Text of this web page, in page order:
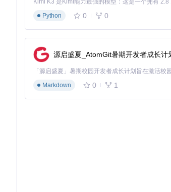
插件配置 ：各插件目录下的app.config，用
NuGet配置：packages目录下的
核心配置项作用及修改建议
日志配置（app.config中
作用：控制日志输出级别与目标位置。
修改建议：开发环境可设置为Detailed
插件路径配置：
Python
0 0
源启盛夏_AtomGit暑期开发者成长计
Markdown
0 1